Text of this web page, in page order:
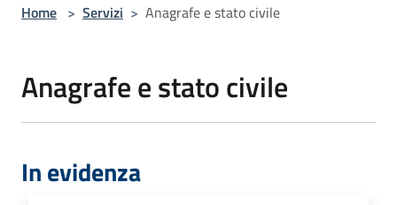
Home > Servizi > Anagrafe e stato civile
Anagrafe e stato civile
In evidenza